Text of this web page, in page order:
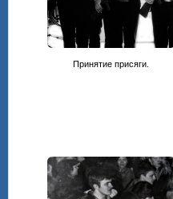
Принятие присяги.